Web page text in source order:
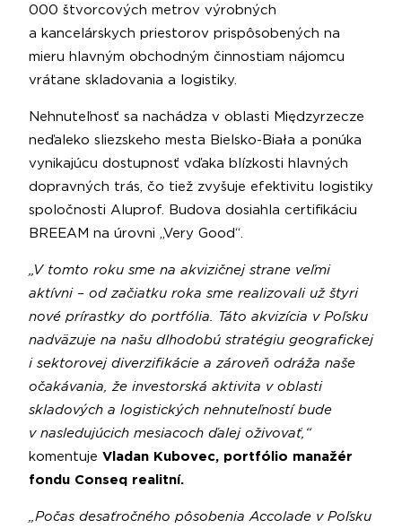
000 štvorcových metrov výrobných
a kancelárskych priestorov prispôsobených na
mieru hlavným obchodným činnostiam nájomcu
vrátane skladovania a logistiky.
Nehnuteľnosť sa nachádza v oblasti Międzyrzecze
neďaleko sliezskeho mesta Bielsko-Biała a ponúka
vynikajúcu dostupnosť vďaka blízkosti hlavných
dopravných trás, čo tiež zvyšuje efektivitu logistiky
spoločnosti Aluprof. Budova dosiahla certifikáciu
BREEAM na úrovni „Very Good“.
„V tomto roku sme na akvizičnej strane veľmi
aktívni – od začiatku roka sme realizovali už štyri
nové prírastky do portfólia. Táto akvizícia v Poľsku
nadväzuje na našu dlhodobú stratégiu geografickej
i sektorovej diverzifikácie a zároveň odráža naše
očakávania, že investorská aktivita v oblasti
skladových a logistických nehnuteľností bude
v nasledujúcich mesiacoch ďalej oživovať,“
komentuje Vladan Kubovec, portfólio manažér
fondu Conseq realitní.
„Počas desaťročného pôsobenia Accolade v Poľsku